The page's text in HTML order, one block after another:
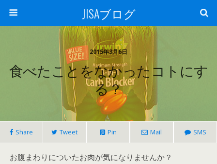
JISAブログ
2015年3月6日
食べたことをなかったコトにす
る？
Share Tweet Pin Mail SMS
お腹まわりについたお肉が気になりませんか？